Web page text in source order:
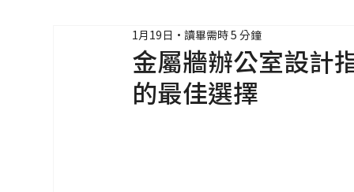
金屬牆辦公室設計
的最佳選擇
1月19日 讀畢需時 5 分鐘